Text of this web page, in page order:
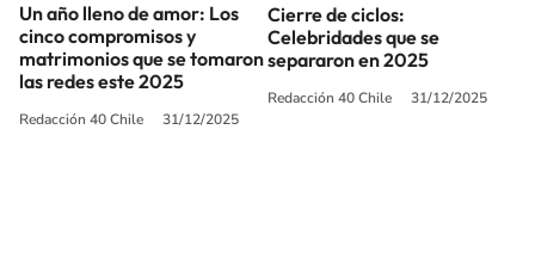
Un año lleno de amor: Los
cinco compromisos y
matrimonios que se tomaron
las redes este 2025
Redacción 40 Chile 31/12/2025
Cierre de ciclos:
Celebridades que se
separaron en 2025
Redacción 40 Chile 31/12/2025